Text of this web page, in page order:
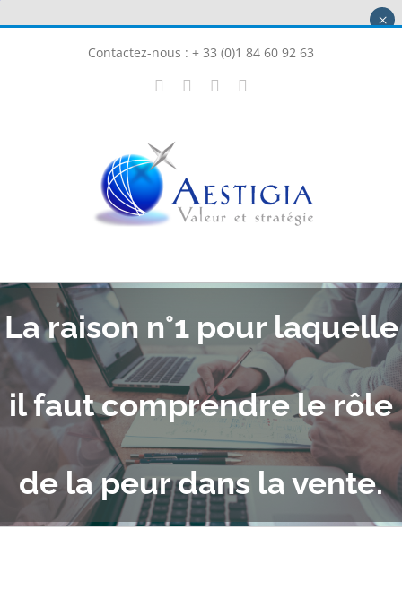
Contactez-nous : + 33 (0)1 84 60 92 63
LinkedInInstagram
La raison n°1 pour laquelle
il faut comprendre le rôle
de la peur dans la vente.
×